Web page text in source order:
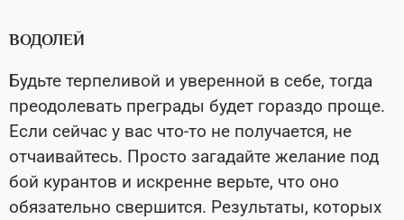
ВОДОЛЕЙ
Будьте терпеливой и уверенной в себе, тогда
преодолевать преграды будет гораздо проще.
Если сейчас у вас что-то не получается, не
отчаивайтесь. Просто загадайте желание под
бой курантов и искренне верьте, что оно
обязательно свершится. Результаты, которых